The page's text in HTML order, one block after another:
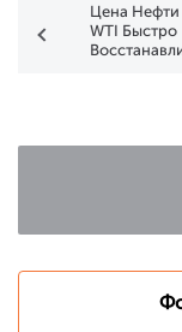
Цена Нефти
WTI Быстро